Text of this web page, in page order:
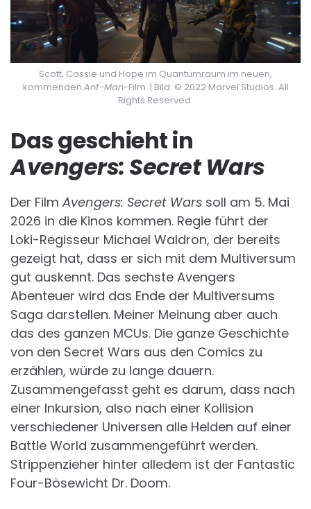
Scott, Cassie und Hope im Quantumraum im neuen,
kommenden Ant-Man-Film. | Bild: © 2022 Marvel Studios. All
Rights Reserved.
Das geschieht in
Avengers: Secret Wars
Der Film Avengers: Secret Wars soll am 5. Mai
2026 in die Kinos kommen. Regie führt der
Loki-Regisseur Michael Waldron, der bereits
gezeigt hat, dass er sich mit dem Multiversum
gut auskennt. Das sechste Avengers
Abenteuer wird das Ende der Multiversums
Saga darstellen. Meiner Meinung aber auch
das des ganzen MCUs. Die ganze Geschichte
von den Secret Wars aus den Comics zu
erzählen, würde zu lange dauern.
Zusammengefasst geht es darum, dass nach
einer Inkursion, also nach einer Kollision
verschiedener Universen alle Helden auf einer
Battle World zusammengeführt werden.
Strippenzieher hinter alledem ist der Fantastic
Four-Bösewicht Dr. Doom.